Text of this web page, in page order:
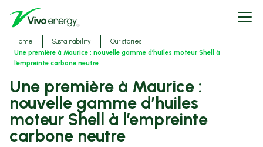
main
content
Open
menu
Breadcrumbs
Home Sustainability
Our stories
Une première à Maurice : nouvelle gamme d’huiles moteur Shell à
l’empreinte carbone neutre
Une première à Maurice :
nouvelle gamme d’huiles
moteur Shell à l’empreinte
carbone neutre